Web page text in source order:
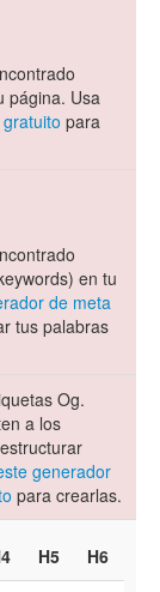
página. Usa
para
en tu
de meta
tus palabras
Og.
a los
generador
para crearlas.
H5 H6